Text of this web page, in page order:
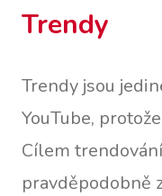
Trendy
Trendy jsou
YouTube,
Cílem
pravděpodobně